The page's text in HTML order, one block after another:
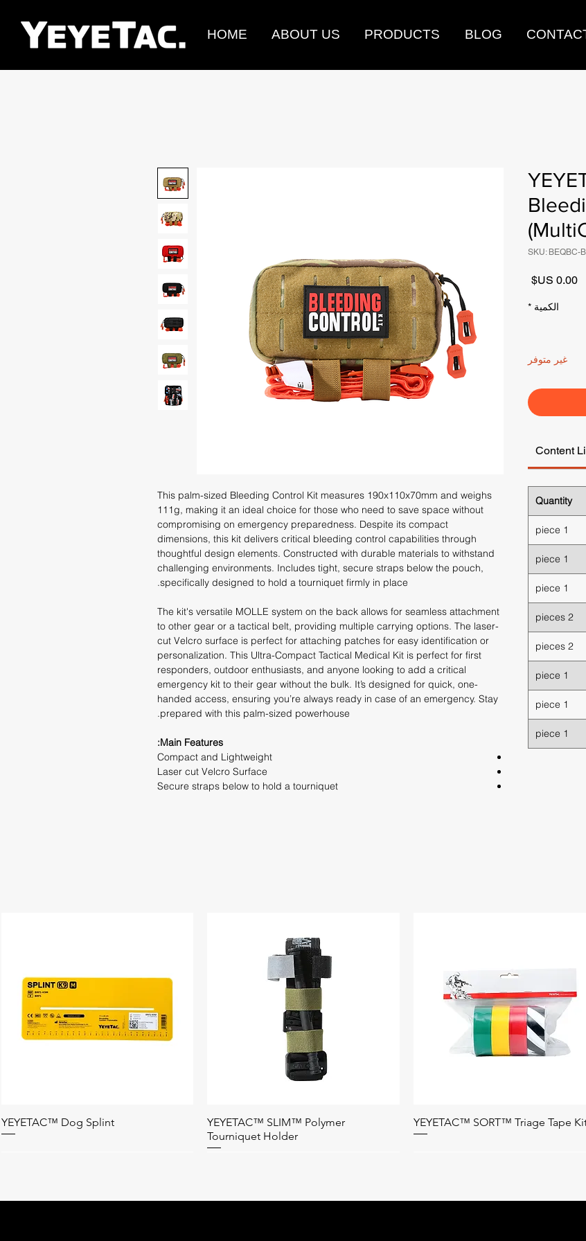
HOME ABOUT US PRODUCTS BLOG
This palm-sized Bleeding Control Kit measures 190x110x70mm and weighs
111g, making it an ideal choice for those who need to save space without
compromising on emergency preparedness. Despite its compact
dimensions, this kit delivers critical bleeding control capabilities through
thoughtful design elements. Constructed with durable materials to withstand
challenging environments. Includes tight, secure straps below the pouch,
specifically designed to hold a tourniquet firmly in place.
The kit's versatile MOLLE system on the back allows for seamless attachment
to other gear or a tactical belt, providing multiple carrying options. The laser-
cut Velcro surface is perfect for attaching patches for easy identification or
personalization. This Ultra-Compact Tactical Medical Kit is perfect for first
responders, outdoor enthusiasts, and anyone looking to add a critical
emergency kit to their gear without the bulk. It’s designed for quick, one-
handed access, ensuring you’re always ready in case of an emergency. Stay
prepared with this palm-sized powerhouse.
Main Features:
Compact and Lightweight
Laser cut Velcro Surface
Secure straps below to hold a tourniquet
السعر
الكمية *
غير متوفر
Content
Quantity
1 piece
1 piece
1 piece
2 pieces
2 pieces
1 piece
1 piece
1 piece
العرض السريع
YEYETAC™ SORT™ Triage Tape العرض السريع
YEYETAC™ SLIM™ Polymer
Tourniquet Holder
العرض السريع
YEYETAC™ Dog Splint